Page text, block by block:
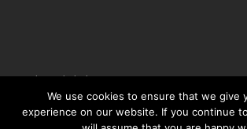
Adatvédelem
© Copyright 2018, Csaplár
We use cookies to ensure that we give
experience on our website. If you continue